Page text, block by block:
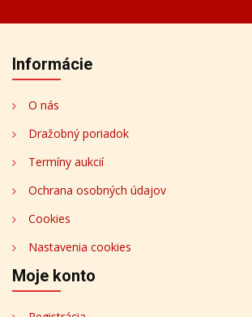
Informácie
O nás
Dražobný poriadok
Termíny aukcií
Ochrana osobných údajov
Cookies
Nastavenia cookies
Moje konto